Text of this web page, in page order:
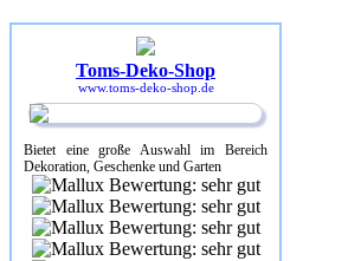
Toms-Deko-Shop
www.toms-deko-shop.de
Bietet eine große Auswahl im Bereich
Dekoration, Geschenke und Garten